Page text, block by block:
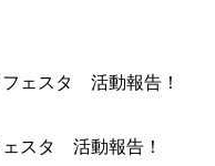
スタ 活動報告！